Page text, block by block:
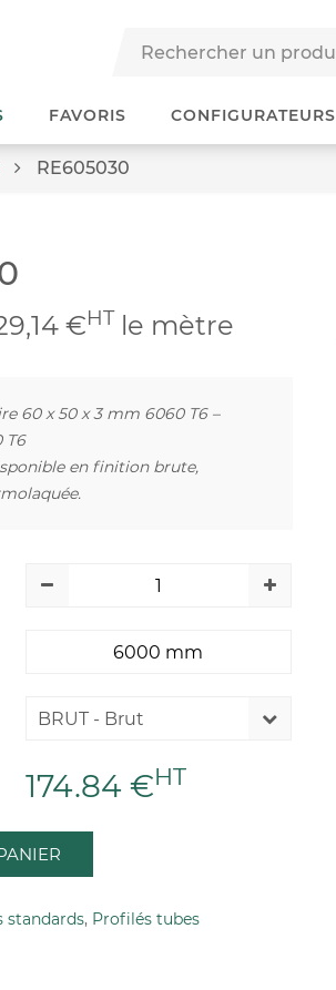
FAVORIS CONFIGURATEURS
RE605030
€HT le mètre
60 x 50 x 3 mm 6060 T6 –
T6
en finition brute,
BRUT - Brut
174.84 €HT
standards, Profilés tubes